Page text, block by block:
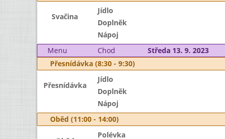
Svačina
Jídlo
Doplněk
Nápoj
Menu
Chod Středa 13. 9. 2023
Přesnídávka (8:30 - 9:30)
Přesnídávka
Jídlo
Doplněk
Nápoj
Oběd (11:00 - 14:00)
Polévka